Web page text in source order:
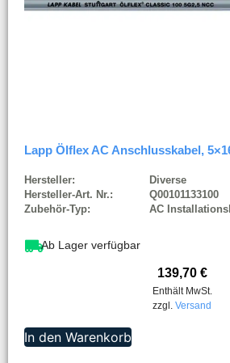
Lapp Ölflex AC Anschlusskabel,
Hersteller:
Diverse
Hersteller-Art. Nr.:
Q00101133100
Zubehör-Typ:
AC
Ab Lager verfügbar
139,70 €
Enthält MwSt.
zzgl. Versand
In den Warenkorb